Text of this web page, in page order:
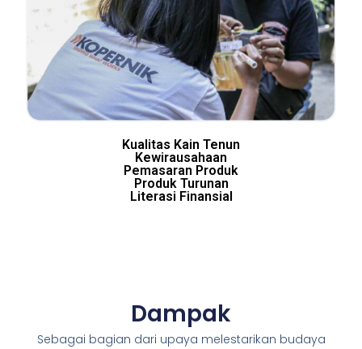
Kualitas Kain Tenun
Kewirausahaan
Pemasaran Produk
Produk Turunan
Literasi Finansial
Dampak
Sebagai bagian dari upaya melestarikan budaya